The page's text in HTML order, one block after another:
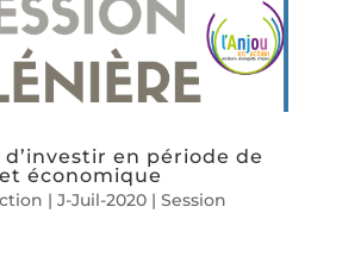
d’investir en période de
économique
| J-Juil-2020| Session